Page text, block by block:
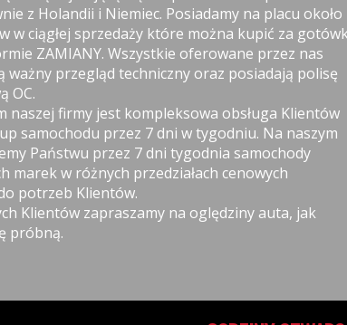
z Holandii i Niemiec. Posiadamy na placu około
w ciągłej sprzedaży które można kupić za
ZAMIANY. Wszystkie oferowane przez nas
ważny przegląd techniczny oraz posiadają polisę
OC.
naszej firmy jest kompleksowa obsługa Klientów
samochodu przez 7 dni w tygodniu. Na naszym
Państwu przez 7 dni tygodnia samochody
marek w różnych przedziałach cenowych
potrzeb Klientów.
Klientów zapraszamy na oględziny auta, jak
próbną.